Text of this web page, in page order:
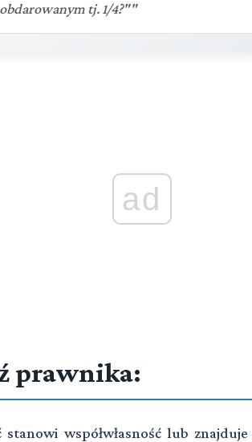
tj. 1/4?""
ad
prawnika:
stanowi współwłasność lub